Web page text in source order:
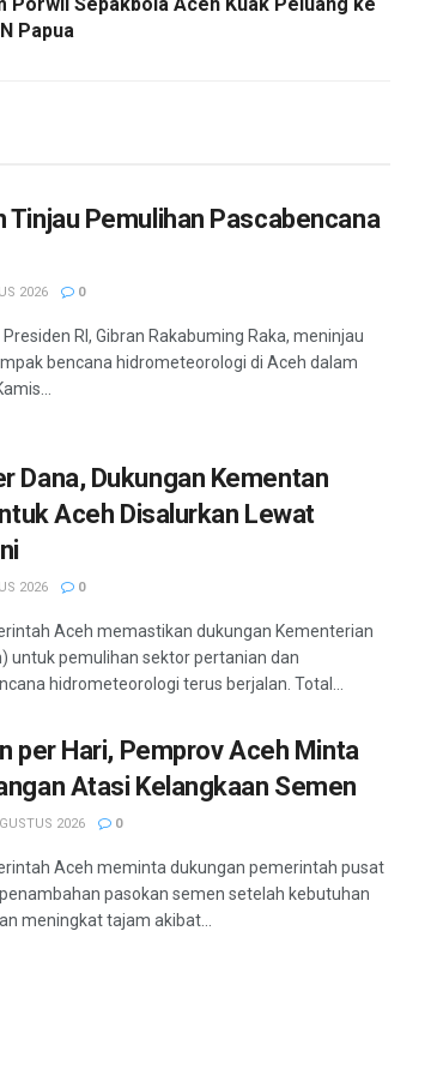
Papua
Tinjau Pemulihan Pascabencana
2026 0
Presiden RI, Gibran Rakabuming Raka, meninjau
bencana hidrometeorologi di Aceh dalam
Dana, Dukungan Kementan
Aceh Disalurkan Lewat
2026 0
Aceh memastikan dukungan Kementerian
untuk pemulihan sektor pertanian dan
hidrometeorologi terus berjalan. Total...
per Hari, Pemprov Aceh Minta
Atasi Kelangkaan Semen
2026 0
Aceh meminta dukungan pemerintah pusat
pasokan semen setelah kebutuhan
meningkat tajam akibat...